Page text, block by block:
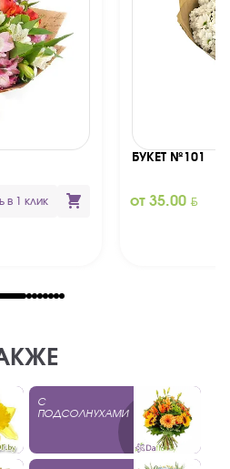
в 1 клик
БУКЕТ №101
от 35.00 BYN
С
ПОДСОЛНУХАМИ